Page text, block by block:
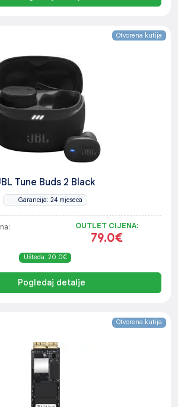
Otvorena kutija
Tune Buds 2 Black
Garancija: 24 mjeseca
OUTLET CIJENA:
79.0€
Ušteda: 20.0€
Pogledaj detalje
Otvorena kutija